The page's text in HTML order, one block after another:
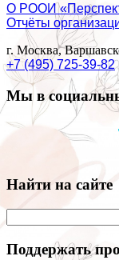
О РООИ
Отчёты
г. Москва,
+7 (495) 725-39-82
Мы в
Найти на сайте
Поддержать